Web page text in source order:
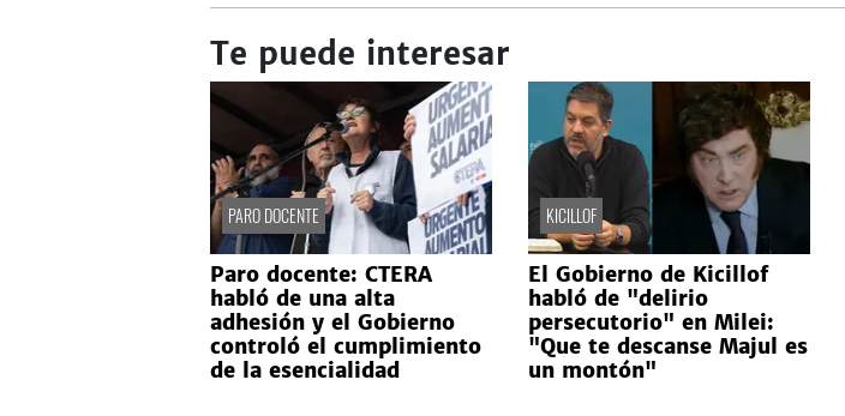
Te puede interesar
PARO DOCENTE
Paro docente: CTERA
habló de una alta
adhesión y el Gobierno
controló el cumplimiento
de la esencialidad
KICILLOF
El Gobierno de Kicillof
habló de "delirio
persecutorio" en Milei:
"Que te descanse Majul es
un montón"